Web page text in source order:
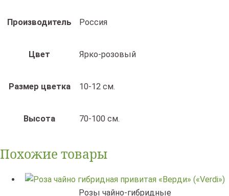
Производитель Россия
Цвет Ярко-розовый
Размер цветка 10-12 см.
Высота 70-100 см.
Похожие товары
Розы чайно-гибридные